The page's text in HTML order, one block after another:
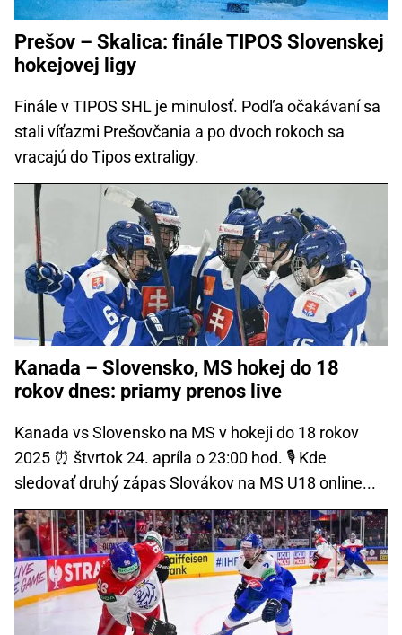
Prešov – Skalica: finále TIPOS Slovenskej
hokejovej ligy
Finále v TIPOS SHL je minulosť. Podľa očakávaní sa
stali víťazmi Prešovčania a po dvoch rokoch sa
vracajú do Tipos extraligy.
Kanada – Slovensko, MS hokej do 18
rokov dnes: priamy prenos live
Kanada vs Slovensko na MS v hokeji do 18 rokov
2025 ⏰ štvrtok 24. apríla o 23:00 hod. 🎙️ Kde
sledovať druhý zápas Slovákov na MS U18 online...